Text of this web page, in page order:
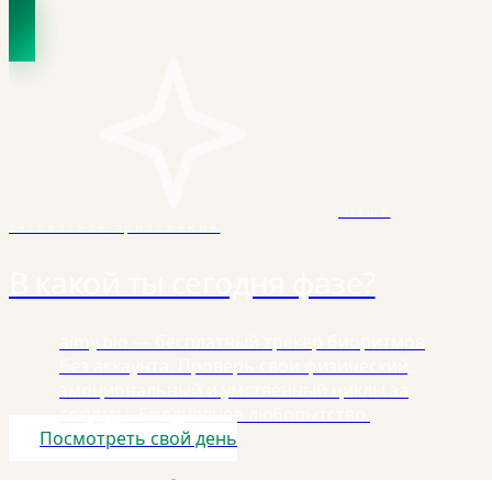
Посмотреть свой день